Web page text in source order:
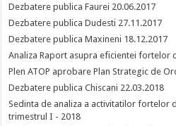
Dezbatere publica Faurei 20.06.2017
Dezbatere publica Dudesti 27.11.2017
Dezbatere publica Maxineni 18.12.2017
Analiza Raport asupra eficientei fortelor
Plen ATOP aprobare Plan Strategic de
Dezbatere publica Chiscani 22.03.2018
Sedinta de analiza a activitatilor fortelor
trimestrul I - 2018